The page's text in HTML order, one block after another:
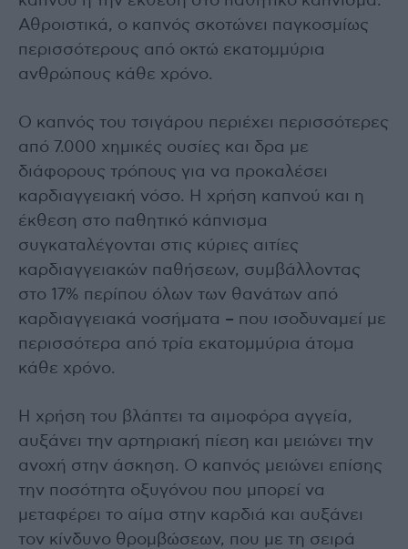
Αθροιστικά, ο καπνός σκοτώνει παγκοσμίως
περισσότερους από οκτώ εκατομμύρια
ανθρώπους κάθε χρόνο.
Ο καπνός του τσιγάρου περιέχει περισσότερες
από 7.000 χημικές ουσίες και δρα με
διάφορους τρόπους για να προκαλέσει
καρδιαγγειακή νόσο. Η χρήση καπνού και η
έκθεση στο παθητικό κάπνισμα
συγκαταλέγονται στις κύριες αιτίες
καρδιαγγειακών παθήσεων, συμβάλλοντας
στο 17% περίπου όλων των θανάτων από
καρδιαγγειακά νοσήματα – που ισοδυναμεί με
περισσότερα από τρία εκατομμύρια άτομα
κάθε χρόνο.
Η χρήση του βλάπτει τα αιμοφόρα αγγεία,
αυξάνει την αρτηριακή πίεση και μειώνει την
ανοχή στην άσκηση. Ο καπνός μειώνει επίσης
την ποσότητα οξυγόνου που μπορεί να
μεταφέρει το αίμα στην καρδιά και αυξάνει
τον κίνδυνο θρομβώσεων, που με τη σειρά